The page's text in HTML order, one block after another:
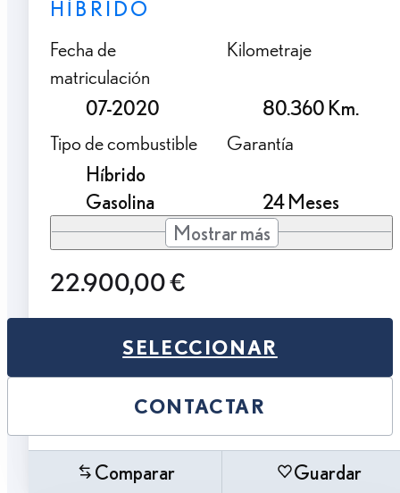
HÍBRIDO
Fecha de
matriculación
07-2020
Kilometraje
80.360 Km.
Tipo de combustible
Híbrido
Gasolina
Garantía
24 Meses
Mostrar más
22.900,00 €
SELECCIONAR
CONTACTAR
Comparar Guardar